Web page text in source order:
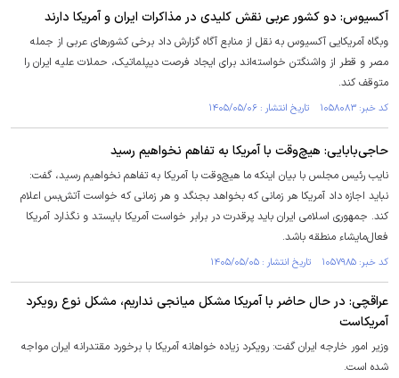
آکسیوس: دو کشور عربی نقش کلیدی در مذاکرات ایران و آمریکا دارند
وبگاه آمریکایی آکسیوس به نقل از منابع آگاه گزارش داد برخی کشور‌های عربی از جمله
مصر و قطر از واشنگتن خواسته‌اند برای ایجاد فرصت دیپلماتیک، حملات علیه ایران را
متوقف کند.
کد خبر: ۱۰۵۸۰۸۳ تاریخ انتشار : ۱۴۰۵/۰۵/۰۶
حاجی‌بابایی: هیچ‌وقت با آمریکا به تفاهم نخواهیم رسید
نایب رئیس مجلس با بیان اینکه ما هیچ‌وقت با آمریکا به تفاهم نخواهیم رسید، گفت:
نباید اجازه داد آمریکا هر زمانی که بخواهد بجنگد و هر زمانی که خواست آتش‌بس اعلام
کند. جمهوری اسلامی ایران باید پرقدرت در برابر خواست آمریکا بایستد و نگذارد آمریکا
فعال‌مایشاء منطقه باشد.
کد خبر: ۱۰۵۷۹۸۵ تاریخ انتشار : ۱۴۰۵/۰۵/۰۵
عراقچی: در حال حاضر با آمریکا مشکل میانجی نداریم، مشکل نوع رویکرد
آمریکاست
وزیر امور خارجه ایران گفت: رویکرد زیاده خواهانه آمریکا با برخورد مقتدرانه ایران مواجه
شده است.